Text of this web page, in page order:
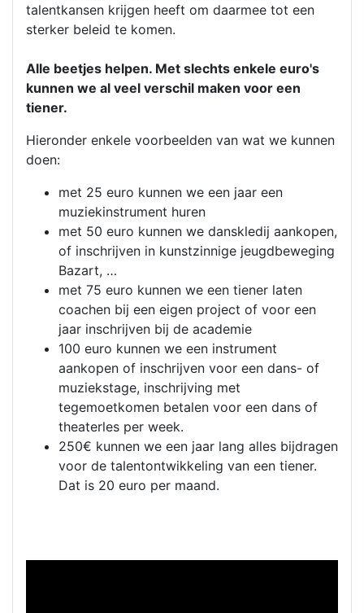
talentkansen krijgen heeft om daarmee tot een
sterker beleid te komen.
Alle beetjes helpen. Met slechts enkele euro's
kunnen we al veel verschil maken voor een
tiener.
Hieronder enkele voorbeelden van wat we kunnen
doen:
met 25 euro kunnen we een jaar een
muziekinstrument huren
met 50 euro kunnen we danskledij aankopen,
of inschrijven in kunstzinnige jeugdbeweging
Bazart, …
met 75 euro kunnen we een tiener laten
coachen bij een eigen project of voor een
jaar inschrijven bij de academie
100 euro kunnen we een instrument
aankopen of inschrijven voor een dans- of
muziekstage, inschrijving met
tegemoetkomen betalen voor een dans of
theaterles per week.
250€ kunnen we een jaar lang alles bijdragen
voor de talentontwikkeling van een tiener.
Dat is 20 euro per maand.